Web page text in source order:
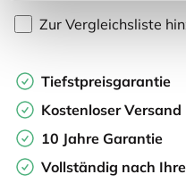
Zur Vergleichsliste
Tiefstpreisgarantie
Kostenloser Versand
10 Jahre Garantie
Vollständig nach